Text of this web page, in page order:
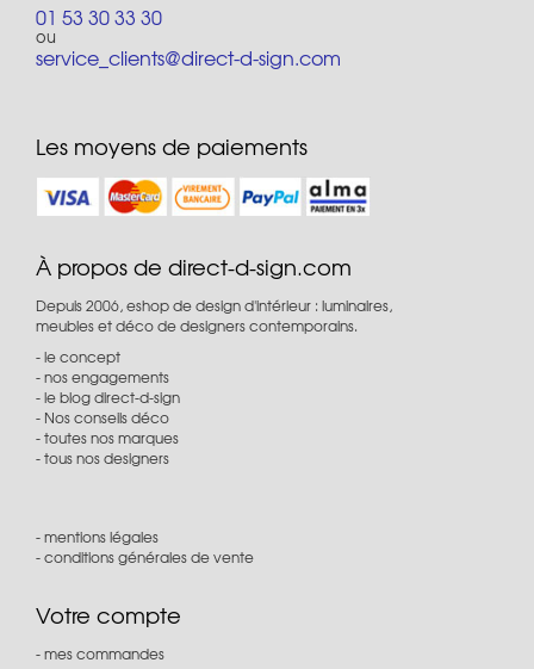
01 53 30 33 30
ou
service_clients@direct-d-sign.com
Les moyens de paiements
À propos de direct-d-sign.com
Depuis 2006, eshop de design d'intérieur : luminaires,
meubles et déco de designers contemporains.
le concept
nos engagements
le blog direct-d-sign
Nos conseils déco
toutes nos marques
tous nos designers
mentions légales
conditions générales de vente
Votre compte
mes commandes